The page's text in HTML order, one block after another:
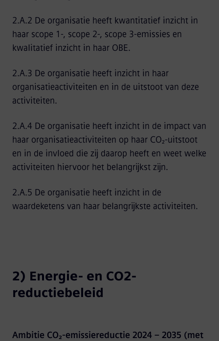
2.A.2 De organisatie heeft kwantitatief inzicht in
haar scope 1-, scope 2-, scope 3-emissies en
kwalitatief inzicht in haar OBE.
2.A.3 De organisatie heeft inzicht in haar
organisatieactiviteiten en in de uitstoot van deze
activiteiten.
2.A.4 De organisatie heeft inzicht in de impact van
haar organisatieactiviteiten op haar CO₂-uitstoot
en in de invloed die zij daarop heeft en weet welke
activiteiten hiervoor het belangrijkst zijn.
2.A.5 De organisatie heeft inzicht in de
waardeketens van haar belangrijkste activiteiten.
2) Energie- en CO2-
reductiebeleid
Ambitie CO₂-emissiereductie 2024 – 2035 (met